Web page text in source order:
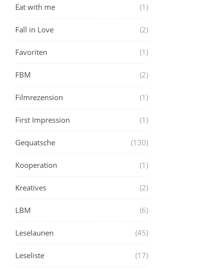
Eat with me (1)
Fall in Love (2)
Favoriten (1)
FBM (2)
Filmrezension (1)
First Impression (1)
Gequatsche (130)
Kooperation (1)
Kreatives (2)
LBM (6)
Leselaunen (45)
Leseliste (17)